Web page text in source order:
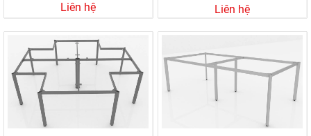
Liên hệ Liên hệ